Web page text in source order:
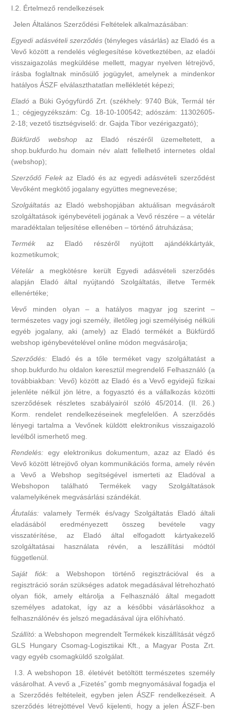
I.2. Értelmező rendelkezések
Jelen Általános Szerződési Feltételek alkalmazásában:
Egyedi adásvételi szerződés (tényleges vásárlás) az Eladó és a
Vevő között a rendelés véglegesítése következtében, az eladói
visszaigazolás megküldése mellett, magyar nyelven létrejövő,
írásba foglaltnak minősülő jogügylet, amelynek a mindenkor
hatályos ÁSZF elválaszthatatlan mellékletét képezi;
Eladóa Büki Gyógyfürdő Zrt. (székhely: 9740 Bük, Termál tér
1.; cégjegyzékszám: Cg. 18-10-100542; adószám: 11302605-
2-18; vezető tisztségviselő: dr. Gajda Tibor vezérigazgató);
Bükfürdő webshop az Eladó részéről üzemeltetett, a
shop.bukfurdo.hu domain név alatt fellelhető internetes oldal
(webshop);
Szerződő Felekaz Eladó és az egyedi adásvételi szerződést
Vevőként megkötő jogalany együttes megnevezése;
Szolgáltatás az Eladó webshopjában aktuálisan megvásárolt
szolgáltatások igénybevételi jogának a Vevő részére – a vételár
maradéktalan teljesítése ellenében – történő átruházása;
Termék az Eladó részéről nyújtott ajándékkártyák,
kozmetikumok;
Vételár a megkötésre került Egyedi adásvételi szerződés
alapján Eladó által nyújtandó Szolgáltatás, illetve Termék
ellenértéke;
Vevő minden olyan – a hatályos magyar jog szerint –
természetes vagy jogi személy, illetőleg jogi személyiség nélküli
egyéb jogalany, aki (amely) az Eladó termékét a Bükfürdő
webshop igénybevételével online módon megvásárolja;
Szerződés: Eladó és a tőle terméket vagy szolgáltatást a
shop.bukfurdo.hu oldalon keresztül megrendelő Felhasználó (a
továbbiakban: Vevő) között az Eladó és a Vevő egyidejű fizikai
jelenléte nélkül jön létre, a fogyasztó és a vállalkozás közötti
szerződések részletes szabályairól szóló 45/2014. (II. 26.)
Korm. rendelet rendelkezéseinek megfelelően. A szerződés
lényegi tartalma a Vevőnek küldött elektronikus visszaigazoló
levélből ismerhető meg.
Rendelés: egy elektronikus dokumentum, azaz az Eladó és
Vevő között létrejövő olyan kommunikációs forma, amely révén
a Vevő a Webshop segítségével ismerteti az Eladóval a
Webshopon található Termékek vagy Szolgáltatások
valamelyikének megvásárlási szándékát.
Átutalás: valamely Termék és/vagy Szolgáltatás Eladó általi
eladásából eredményezett összeg bevétele vagy
visszatérítése, az Eladó által elfogadott kártyakezelő
szolgáltatásai használata révén, a leszállítási módtól
függetlenül.
Saját fiók: a Webshopon történő regisztrációval és a
regisztráció során szükséges adatok megadásával létrehozható
olyan fiók, amely eltárolja a Felhasználó által megadott
személyes adatokat, így az a későbbi vásárlásokhoz a
felhasználónév és jelszó megadásával újra előhívható.
Szállító: a Webshopon megrendelt Termékek kiszállítását végző
GLS Hungary Csomag-Logisztikai Kft., a Magyar Posta Zrt.
vagy egyéb csomagküldő szolgálat.
I.3. A webshopon 18. életévét betöltött természetes személy
vásárolhat. A vevő a „Fizetés” gomb megnyomásával fogadja el
a Szerződés feltételeit, egyben jelen ÁSZF rendelkezéseit. A
szerződés létrejöttével Vevő kijelenti, hogy a jelen ÁSZF-ben